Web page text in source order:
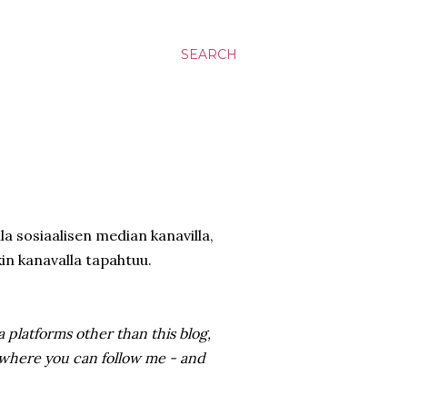
SEARCH
sosiaalisen median kanavilla,
kanavalla tapahtuu.
platforms other than this blog,
you can follow me - and